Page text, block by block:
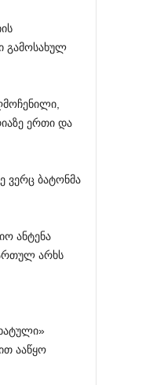
გამოსახულ
ერთი და
ვერც ბატონმა
ანტენა
არხს
ააწყო